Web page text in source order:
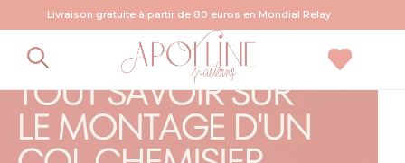
Livraison gratuite à partir de 80 euros en Mondial Relay